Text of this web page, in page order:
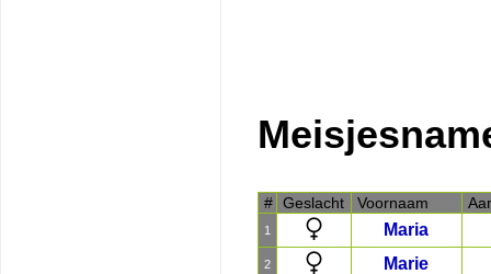
# Geslacht Voornaam
1 Maria
2 Marie